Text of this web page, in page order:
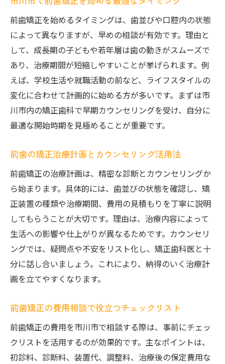
前歯矯正を始めるタイミングは、歯並びや口腔内の状態
によって異なりますが、早めの相談が有効です。理由と
して、成長期の子どもや若年層は歯の動きがスムーズで
あり、治療期間が短縮しやすいことが挙げられます。例
えば、学校生活や就職活動の前など、ライフスタイルの
変化に合わせて計画的に始める方が多いです。まずは市
川市内の矯正歯科で早期カウンセリングを受け、自分に
最適な開始時期を見極めることが重要です。
前歯の矯正治療計画とカウンセリング活用法
前歯矯正の治療計画は、精密な診断とカウンセリングか
ら始まります。具体的には、歯並びの状態を確認し、矯
正装置の種類や治療期間、費用の見積もりを丁寧に説明
してもらうことが大切です。理由は、治療内容によって
生活への影響や仕上がりが異なるためです。カウンセリ
ングでは、疑問点や不安をリスト化し、矯正歯科医と十
分に話し合いましょう。これにより、納得のいく治療計
画を立てやすくなります。
前歯矯正の費用相談で役立つチェックリスト
前歯矯正の費用を市川市で相談する際は、事前にチェッ
クリストを活用するのが効果的です。主なポイントは、
初診料、診断料、装置代、調整料、治療後の保定費用な